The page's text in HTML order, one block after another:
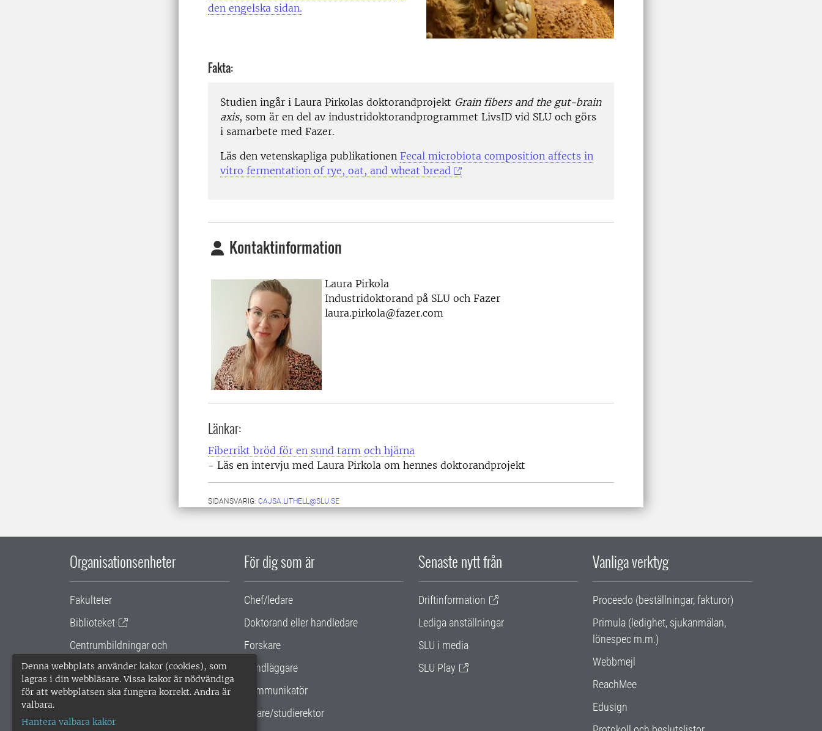
Denna webbplats använder kakor (cookies), som
lagras i din webbläsare. Vissa kakor är nödvändiga
för att webbplatsen ska fungera korrekt. Andra är
valbara.
Hantera valbara kakor
den engelska sidan.
Fakta:
Studien ingår i Laura Pirkolas doktorandprojekt Grain fibers and the gut-brain
axis, som är en del av industridoktorandprogrammet LivsID vid SLU och görs
i samarbete med Fazer.
Läs den vetenskapliga publikationen Fecal microbiota composition affects in
vitro fermentation of rye, oat, and wheat bread
Kontaktinformation
Laura Pirkola
Industridoktorand på SLU och Fazer
laura.pirkola@fazer.com
Länkar:
Fiberrikt bröd för en sund tarm och hjärna
- Läs en intervju med Laura Pirkola om hennes doktorandprojekt
SIDANSVARIG: CAJSA.LITHELL@SLU.SE
Organisationsenheter
Fakulteter
Biblioteket
Centrumbildningar och
samarbetsprojekt
Gemensamma verksamhetsstödet
För dig som är
Chef/ledare
Doktorand eller handledare
Forskare
Handläggare
Kommunikatör
Lärare/studierektor
Senaste nytt från
Driftinformation
Lediga anställningar
SLU i media
SLU Play
Vanliga verktyg
Proceedo (beställningar, fakturor)
Primula (ledighet, sjukanmälan,
lönespec m.m.)
Webbmejl
ReachMee
Edusign